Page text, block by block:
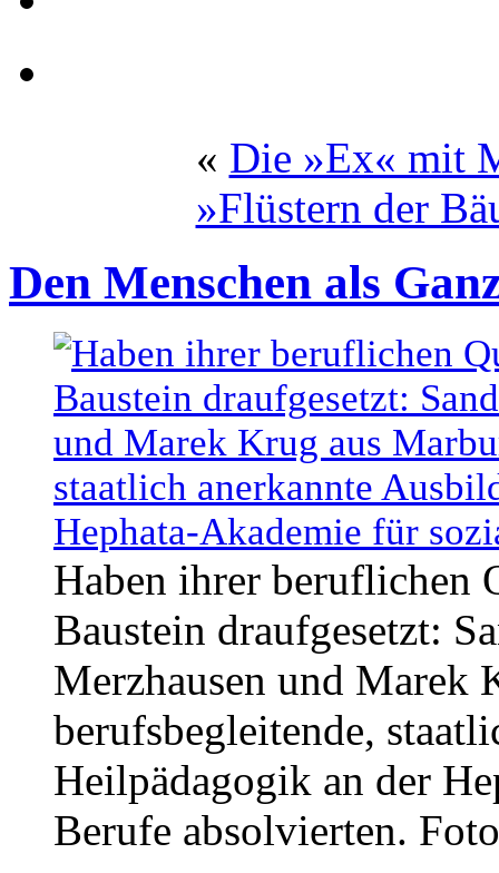
« Die »Ex« mit
»Flüstern der
Den Menschen als
Haben ihrer beruflichen
Baustein draufgesetzt:
Merzhausen und Marek
berufsbegleitende,
Heilpädagogik an der
Berufe absolvierten.